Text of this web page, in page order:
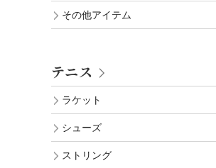
その他アイテム
テニス
ラケット
シューズ
ストリング